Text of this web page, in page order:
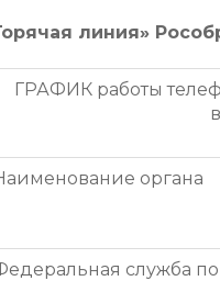
линия»
ГРАФИК работы
органа
служба по